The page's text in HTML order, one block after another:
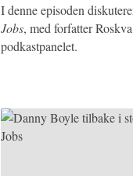
I denne episoden
Jobs, med forfatter
podkastpanelet.